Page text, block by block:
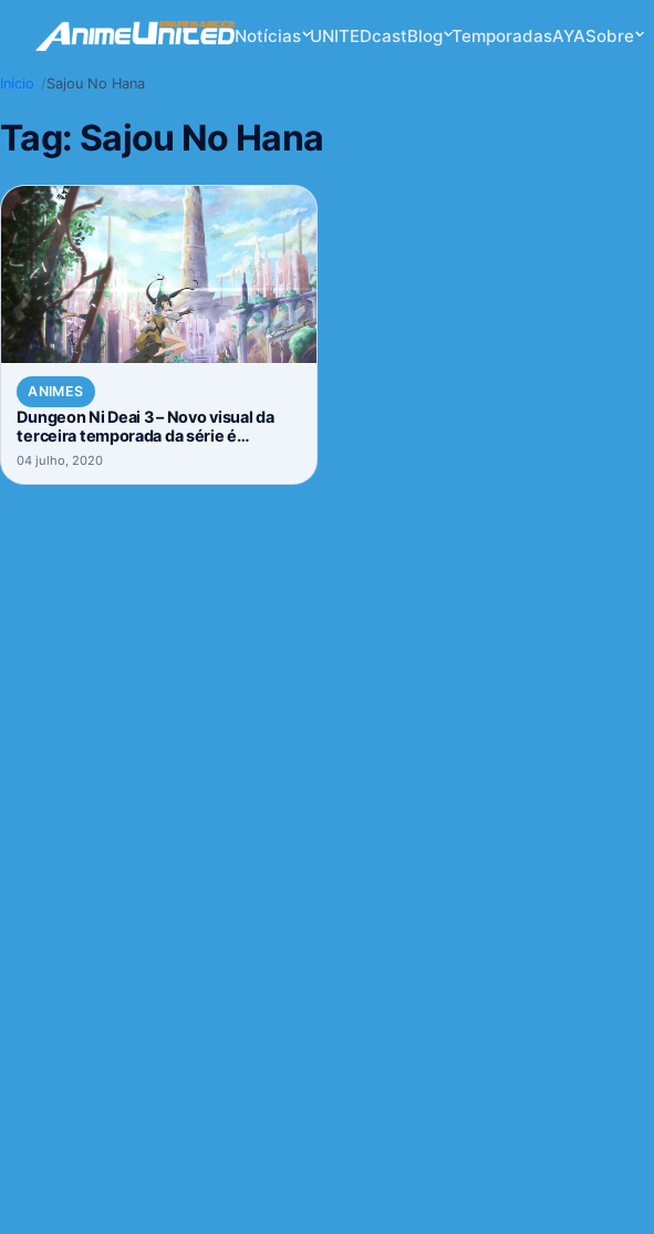
Notícias UNITEDcastBlog TemporadasAYASobre
Início Sajou No Hana
Tag: Sajou No Hana
ANIMES
Dungeon Ni Deai 3 – Novo visual da
terceira temporada da série é
revelado. Confira.
04 julho, 2020